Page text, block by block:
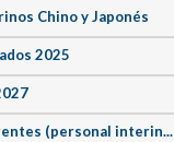
Chino y Japonés
2025
(personal interin...